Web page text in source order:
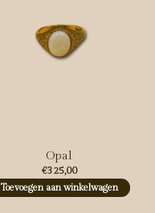
Opal
€325,00
Toevoegen aan winkelwagen